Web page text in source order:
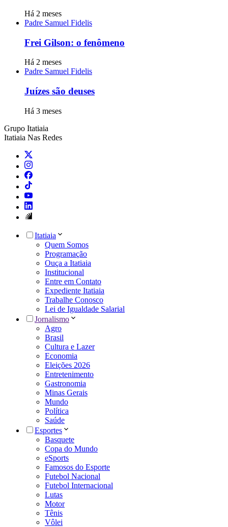
Há 2 meses
Padre Samuel Fidelis
Frei Gilson: o fenômeno
Há 2 meses
Padre Samuel Fidelis
Juízes são deuses
Há 3 meses
Grupo Itatiaia
Itatiaia Nas Redes
Itatiaia
Quem Somos
Programação
Ouça a Itatiaia
Institucional
Entre em Contato
Expediente Itatiaia
Trabalhe Conosco
Lei de Igualdade Salarial
Jornalismo
Agro
Brasil
Cultura e Lazer
Economia
Eleições 2026
Entretenimento
Gastronomia
Minas Gerais
Mundo
Política
Saúde
Esportes
Basquete
Copa do Mundo
eSports
Famosos do Esporte
Futebol Nacional
Futebol Internacional
Lutas
Motor
Tênis
Vôlei